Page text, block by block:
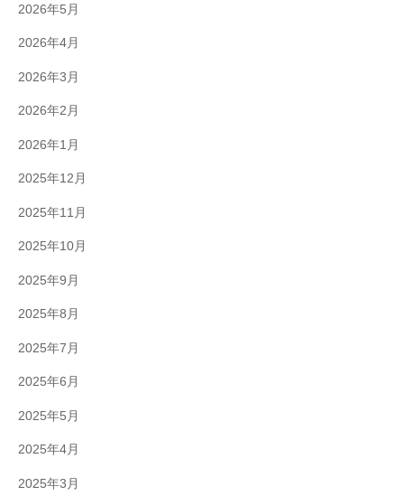
2026年5月
2026年4月
2026年3月
2026年2月
2026年1月
2025年12月
2025年11月
2025年10月
2025年9月
2025年8月
2025年7月
2025年6月
2025年5月
2025年4月
2025年3月